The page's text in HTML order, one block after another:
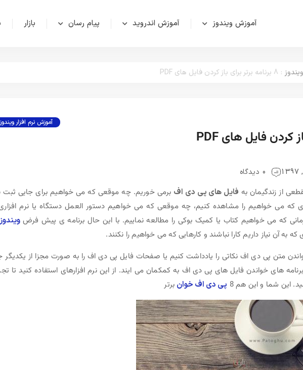
آموزش ویندوز آموزش اندروید پیام رسان بازار
: 8 برنامه برتر برای باز کردن فایل های PDF
آموزش نرم افزار ویندوز
0 دیدگاه
از زندگیمان به فایل های پی دی اف برمی خوریم. چه موقعی که می خواهیم برای جایی ثبت
که می خواهیم را مشاهده کنیم، چه موقعی که می خواهیم دستور العمل دستگاه یا نرم
که می خواهیم کتاب یا کمیک بوکی را مطالعه نماییم. با این حال برنامه ی پیش فرض
آن نیاز داریم کارا نباشند و کارهایی که می خواهیم را نکنند.
متن پی دی اف نکاتی را یادداشت کنیم یا صفحات فایل پی دی اف را به صورت مجزا از یکدیگر
های خواندن فایل های پی دی اف به کمکمان می ایند. از این نرم افزارهای استفاده کنید تا
این شما و این هم 8 پی دی اف خوان برتر